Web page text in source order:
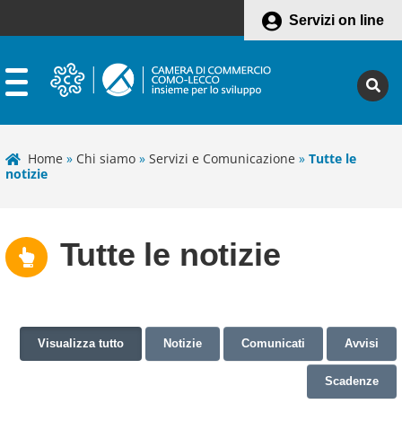
Servizi on line
Home » Chi siamo » Servizi e Comunicazione » Tutte le
notizie
Tutte le notizie
Visualizza tutto Notizie Comunicati Avvisi
Scadenze